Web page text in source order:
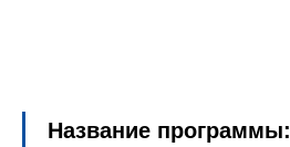
Название программы: